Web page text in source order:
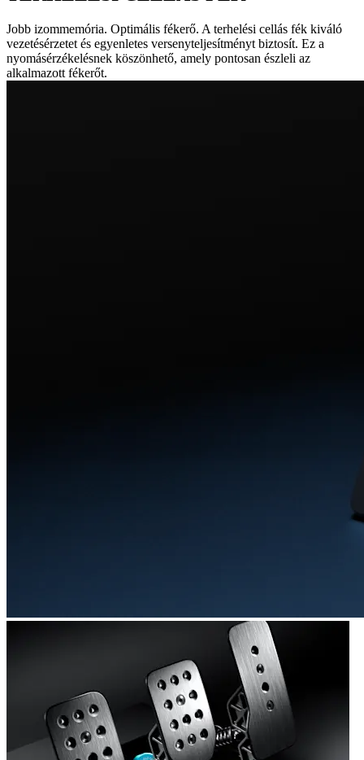
Jobb izommemória. Optimális fékerő. A terhelési cellás fék kiváló
vezetésérzetet és egyenletes versenyteljesítményt biztosít. Ez a
nyomásérzékelésnek köszönhető, amely pontosan észleli az
alkalmazott fékerőt.